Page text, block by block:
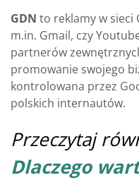
GDN to reklamy w sieci
m.in. Gmail, czy
partnerów
promowanie swojego
kontrolowana przez
polskich internautów.
Przeczytaj
Dlaczego